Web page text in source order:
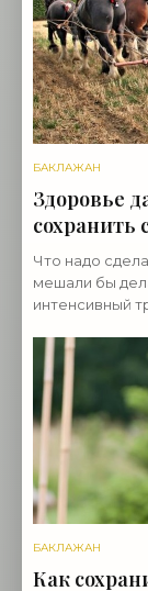
БАКЛАЖАН
Здоровье
сохранить
огород»
Что надо
мешали бы
интенсивный
Постарайтесь
БАКЛАЖАН
Как